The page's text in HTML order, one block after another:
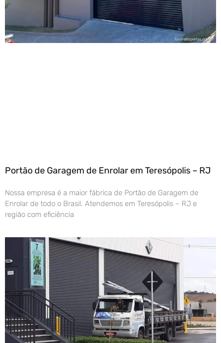
Portão de Garagem de Enrolar em Teresópolis – RJ
Nossa empresa é a maior fábrica de Portão de Garagem de
Enrolar de todo o Brasil. Atendemos em Teresópolis – RJ e
região com eficiência